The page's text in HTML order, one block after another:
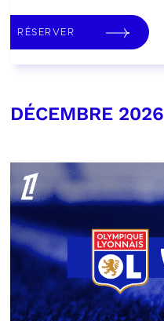
RÉSERVER
DÉCEMBRE 2026